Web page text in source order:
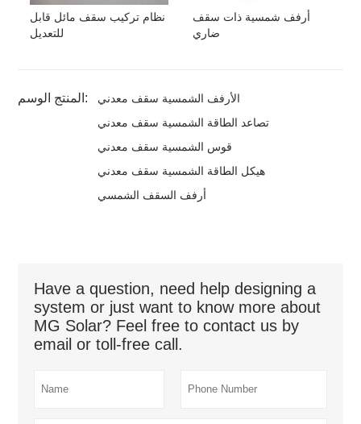
نظام تركيب سقف مائل قابل
للتعديل
أرفف شمسية ذات سقف
ضاري
المنتج الوسم:
الأرفف الشمسية سقف معدني
تصاعد الطاقة الشمسية سقف معدني
قوس الشمسية سقف معدني
هيكل الطاقة الشمسية سقف معدني
أرفف السقف الشمسي
Have a question, need help designing a
system or just want to know more about
MG Solar? Feel free to contact us by
email or toll-free call.